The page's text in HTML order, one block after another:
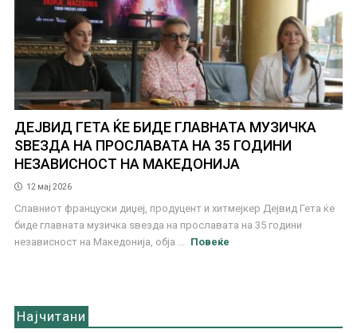
ДЕЈВИД ГЕТА ЌЕ БИДЕ ГЛАВНАТА МУЗИЧКА
ЅВЕЗДА НА ПРОСЛАВАТА НА 35 ГОДИНИ
НЕЗАВИСНОСТ НА МАКЕДОНИЈА
12 мај 2026
Славниот француски диџеј, продуцент и хитмејкер Дејвид Гета ќе
биде главната музичка ѕвезда на прославата на 35 години
независност на Македонија, обја ...
Повеќе
Најчитани